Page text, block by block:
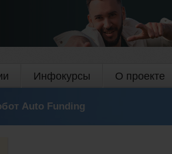
Инфокурсы О проекте
Auto Funding